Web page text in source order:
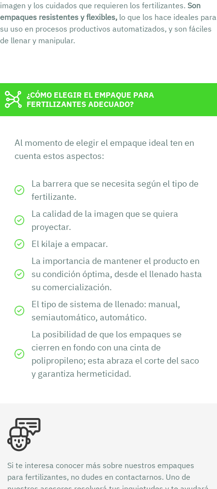
imagen y los cuidados que requieren los fertilizantes. Son
empaques resistentes y flexibles, lo que los hace ideales para
su uso en procesos productivos automatizados, y son fáciles
de llenar y manipular.
¿CÓMO ELEGIR EL EMPAQUE PARA
FERTILIZANTES ADECUADO?
Al momento de elegir el empaque ideal ten en
cuenta estos aspectos:
La barrera que se necesita según el tipo de
fertilizante.
La calidad de la imagen que se quiera
proyectar.
El kilaje a empacar.
La importancia de mantener el producto en
su condición óptima, desde el llenado hasta
su comercialización.
El tipo de sistema de llenado: manual,
semiautomático, automático.
La posibilidad de que los empaques se
cierren en fondo con una cinta de
polipropileno; esta abraza el corte del saco
y garantiza hermeticidad.
Si te interesa conocer más sobre nuestros empaques
para fertilizantes, no dudes en contactarnos. Uno de